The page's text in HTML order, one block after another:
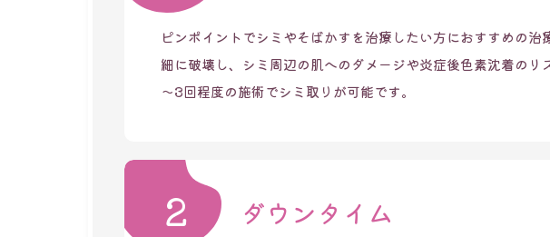
ピンポイントでシミやそばかすを治療したい方におすすめの
細に破壊し、シミ周辺の肌へのダメージや炎症後色素沈着の
～3回程度の施術でシミ取りが可能です。
2 ダウンタイム